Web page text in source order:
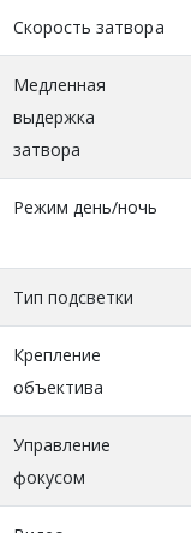
Скорость затвора
Медленная
выдержка
затвора
Режим день/ночь
Тип подсветки
Крепление
объектива
Управление
фокусом